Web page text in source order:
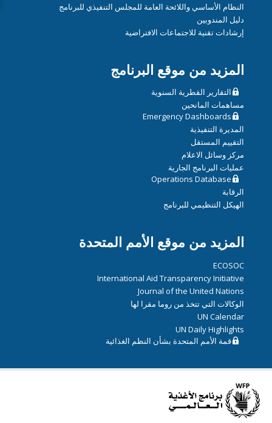
النظام الأساسي واللائحة العامة للمجلس التنفيذي للبرنامج
دليل المندوبين
إرشادات تقنية للاجتماعات الافتراضية
المزيد من موقع البرنامج
التقارير القطرية السنوية
مساهمات المانحين
Emergency Dashboards
المديرة التنفيذية
التقييم المستقل
مركز وسائل الاعلام
عمليات البرنامج الجارية
Operations Database
الرقابة
الهيكل التنظيمي للبرنامج
المزيد من موقع الأمم المتحدة
ECOSOC
International Aid Transparency Initiative
Journal of the United Nations
الوكالات التي تتخذ من روما مقرا لها
UN Calendar
UN Daily Highlights
قمة الأمم المتحدة بشأن النظم الغذائية